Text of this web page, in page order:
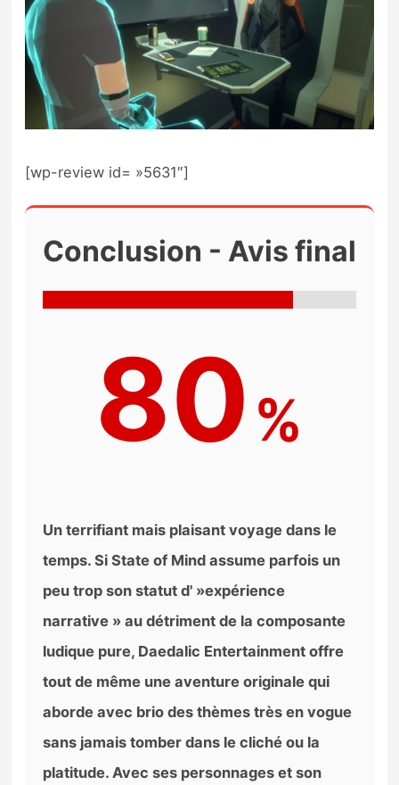
[wp-review id= »5631″]
Conclusion - Avis final
80 %
Un terrifiant mais plaisant voyage dans le
temps. Si State of Mind assume parfois un
peu trop son statut d' »expérience
narrative » au détriment de la composante
ludique pure, Daedalic Entertainment offre
tout de même une aventure originale qui
aborde avec brio des thèmes très en vogue
sans jamais tomber dans le cliché ou la
platitude. Avec ses personnages et son